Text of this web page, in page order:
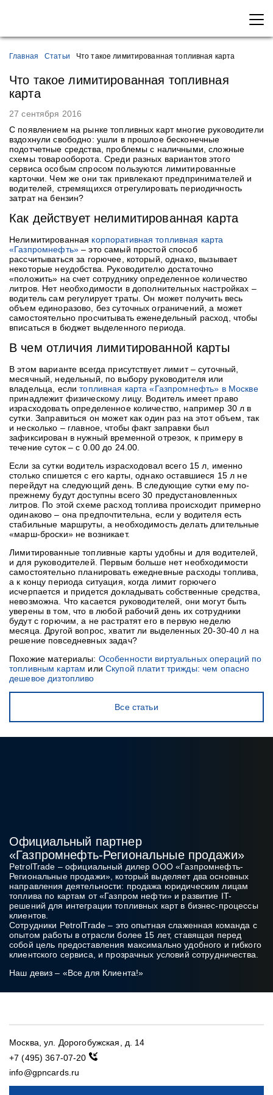
Главная Статьи Что такое лимитированная топливная карта
Что такое лимитированная топливная
карта
27 сентября 2016
С появлением на рынке топливных карт многие руководители
вздохнули свободно: ушли в прошлое бесконечные
подотчетные средства, проблемы с наличными, сложные
схемы товарооборота. Среди разных вариантов этого
сервиса особым спросом пользуются лимитированные
карточки. Чем же они так привлекают предпринимателей и
водителей, стремящихся отрегулировать периодичность
затрат на бензин?
Как действует нелимитированная карта
Нелимитированная корпоративная топливная карта
«Газпромнефть»– это самый простой способ
рассчитываться за горючее, который, однако, вызывает
некоторые неудобства. Руководителю достаточно
«положить» на счет сотруднику определенное количество
литров. Нет необходимости в дополнительных настройках –
водитель сам регулирует траты. Он может получить весь
объем единоразово, без суточных ограничений, а может
самостоятельно просчитывать еженедельный расход, чтобы
вписаться в бюджет выделенного периода.
В чем отличия лимитированной карты
В этом варианте всегда присутствует лимит – суточный,
месячный, недельный, по выбору руководителя или
владельца, еслитопливная карта «Газпромнефть» в Москве
принадлежит физическому лицу. Водитель имеет право
израсходовать определенное количество, например 30 л в
сутки. Заправиться он может как один раз на этот объем, так
и несколько – главное, чтобы факт заправки был
зафиксирован в нужный временной отрезок, к примеру в
течение суток – с 0.00 до 24.00.
Если за сутки водитель израсходовал всего 15 л, именно
столько спишется с его карты, однако оставшиеся 15 л не
перейдут на следующий день. В следующие сутки ему по-
прежнему будут доступны всего 30 предустановленных
литров. По этой схеме расход топлива происходит примерно
одинаково – она предпочтительна, если у водителя есть
стабильные маршруты, а необходимость делать длительные
«марш-броски» не возникает.
Лимитированные топливные карты удобны и для водителей,
и для руководителей. Первым больше нет необходимости
самостоятельно планировать ежедневные расходы топлива,
а к концу периода ситуация, когда лимит горючего
исчерпается и придется докладывать собственные средства,
невозможна. Что касается руководителей, они могут быть
уверены в том, что в любой рабочий день их сотрудники
будут с горючим, а не растратят его в первую неделю
месяца. Другой вопрос, хватит ли выделенных 20-30-40 л на
решение повседневных задач?
Похожие материалы: Особенности виртуальных операций по
топливным картам или Скупой платит трижды: чем опасно
дешевое дизтопливо
Все статьи
Официальный партнер
«Газпромнефть‑Региональные продажи»
PetrolTrade – официальный дилер ООО «Газпромнефть-
Региональные продажи», который выделяет два основных
направления деятельности: продажа юридическим лицам
топлива по картам от «Газпром нефти» и развитие IT-
решений для интеграции топливных карт в бизнес‑процессы
клиентов.
Сотрудники PetrolTrade – это опытная слаженная команда с
опытом работы в отрасли более 15 лет, ставящая перед
собой цель предоставления максимально удобного и гибкого
клиентского сервиса, и прозрачных условий сотрудничества.
Наш девиз – «Все для Клиента!»
Москва, ул. Дорогобужская, д. 14
+7 (495) 367-07-20
info@gpncards.ru